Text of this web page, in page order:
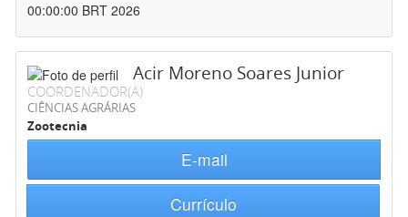
00:00:00 BRT 2026
Acir Moreno Soares Junior
COORDENADOR(A)
CIÊNCIAS AGRÁRIAS
Zootecnia
E-mail
Currículo